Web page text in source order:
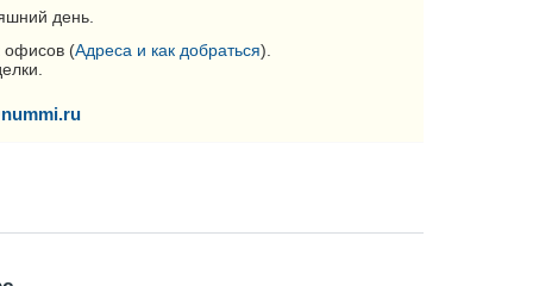
день.
офисов (Адреса и как добраться).